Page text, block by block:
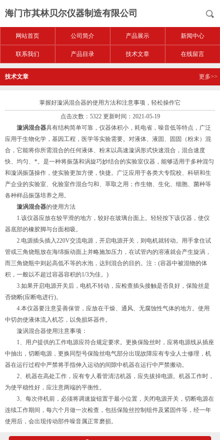
海门市其林贝尔仪器制造有限公司
网站首页 公司简介 产品展示 新闻中心
联系我们 产品目录 技术文章 在线留言
技术文章 更多>>
掌握好漩涡混合器的使用方法和注意事项，轻松操作它
点击次数：5322 更新时间：2021-05-19
漩涡混合器具有结构简单可靠，仪器体积小，耗电省，噪音低等特点，广泛
应用于生物化学，基因工程，医学等实验需要。对液体、液固、固固（粉末）混
合，它能将你所需混合的任何液体、粉末以高速漩涡形式快速混合，混合速度
快、均匀、*。是一种将振荡和涡旋巧妙结合的实验室仪器，能够适用于多种混匀
和漩涡振荡操作，使实验更加方便，快捷。广泛应用于各类大专院校、科研和生
产企业的实验室、化验室作混合匀和、萃取之用；作生物、生化、细胞、菌种等
各种样品振荡培养之用。
漩涡混合器的使用方法
1.该仪器应放在较平滑的地方，较好在玻璃台面上。轻轻按下该仪器，使仪
器底部的橡胶脚与台面相吸。
2.电源插头插入220V交流电源，开启电源开关，则电机就转动。用手拿住试
管或三角烧瓶放在海绵振动面上并略施加压力，在试管内的溶液就会产生旋涡，
而三角烧瓶中则起高低不等的水泡，达到混合的目的。注：(容器中被混物的体
积，一般以不超过容器容积的1/3为佳。)
3.如果开启电源开关后，电机不转动，应检查插头接触是否良好，保险丝是
否烧断(应断电进行)。
4.本仪器要注意妥善保管，应放在干燥、通风、无腐蚀性气体的地方。使用
中切勿使液体流入机芯，以免损坏器件。
漩涡混合器使用注意事项：
1、用户提供的工作电源应符合规定要求。更换保险丝时，应将电源线从插座
中抽出，切断电源，更换同型号保险丝电气部分出现故障应有专业人士修理，机
器在运行过程中严禁将手指伸入运动的间隙中机器在运行中严禁搬动。
2、机器在高处工作，应有专人看管清洁机器，应先拔掉电源。机器工作时，
为使平稳性好，应注意两端的平衡性。
3、每次停机前，必须将调速旋钮置于最小位置，关闭电源开关，切断电源在
连续工作期间，每六个月做一次检查，包括保险丝控制组件及紧固件等，经一年
使用后，会出现传动部件噪音属正常磨损。